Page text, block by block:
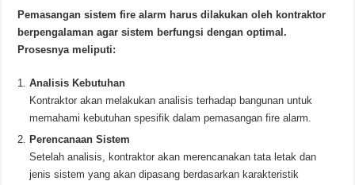
Pemasangan sistem fire alarm harus dilakukan oleh kontraktor
berpengalaman agar sistem berfungsi dengan optimal.
Prosesnya meliputi:
Analisis Kebutuhan
Kontraktor akan melakukan analisis terhadap bangunan untuk
memahami kebutuhan spesifik dalam pemasangan fire alarm.
Perencanaan Sistem
Setelah analisis, kontraktor akan merencanakan tata letak dan
jenis sistem yang akan dipasang berdasarkan karakteristik